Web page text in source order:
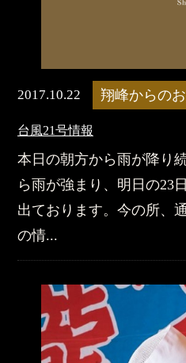
2017.10.22 翔峰からの
台風21号情報
本日の朝方から雨が降り
ら雨が強まり、明日の23
出ております。今の所、
の情...